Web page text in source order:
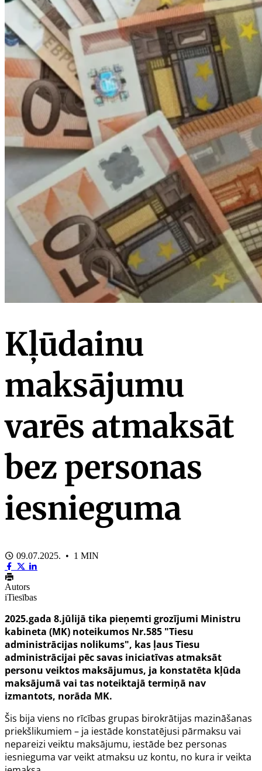
Kļūdainu
maksājumu
varēs atmaksāt
bez personas
iesnieguma
09.07.2025. • 1 MIN
Autors
iTiesības
2025.gada 8.jūlijā tika pieņemti grozījumi Ministru
kabineta (MK) noteikumos Nr.585 "Tiesu
administrācijas nolikums", kas ļausTiesu
administrācijai pēc savas iniciatīvas atmaksāt
personu veiktos maksājumus, ja konstatēta kļūda
maksājumā vai tas noteiktajā termiņā nav
izmantots, norāda MK.
Šis bija viens no rīcības grupas birokrātijas mazināšanas
priekšlikumiem – ja iestāde konstatējusi pārmaksu vai
nepareizi veiktu maksājumu, iestāde bez personas
iesnieguma var veikt atmaksu uz kontu, no kura ir veikta